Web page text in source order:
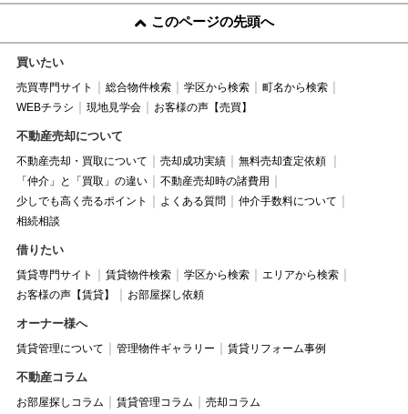
このページの先頭へ
買いたい
売買専門サイト 総合物件検索 学区から検索
町名から検索
WEBチラシ
現地見学会 お客様の声【売買】
不動産売却について
不動産売却・買取について 売却成功実績
無料売却査定依頼
「仲介」と「買取」の違い
不動産売却時の諸費用
少しでも高く売るポイント
よくある質問
仲介手数料について
相続相談
借りたい
賃貸専門サイト 賃貸物件検索 学区から検索
エリアから検索
お客様の声【賃貸】
お部屋探し依頼
オーナー様へ
賃貸管理について 管理物件ギャラリー 賃貸リフォーム事例
不動産コラム
お部屋探しコラム 賃貸管理コラム 売却コラム